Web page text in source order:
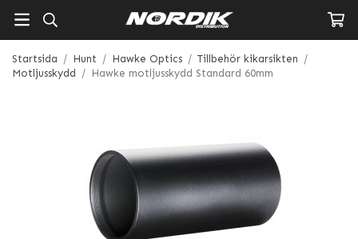
Startsida / Hunt / Hawke Optics / Tillbehör kikarsikten /
Motljusskydd
/ Hawke motljusskydd Standard 60mm